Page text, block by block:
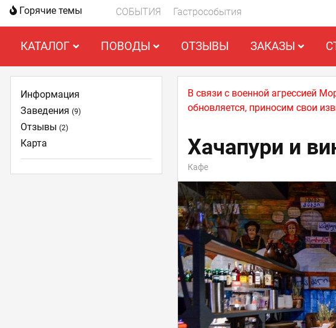
Горячие темы СОБЫТИЯ Гастрособытия
КАТАЛОГ ПОВОДЫ ОТЗЫВЫ ЗАКАЗЫ
В связи с военной агрессией
обновляется, приносим свои
Хачапури и
Кафе
Информация
Заведения(9)
Отзывы(2)
Карта